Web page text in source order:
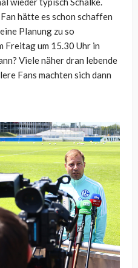
hätte es schon schaffen
Planung zu so
Freitag um 15.30 Uhr in
Viele näher dran lebende
Fans machten sich dann